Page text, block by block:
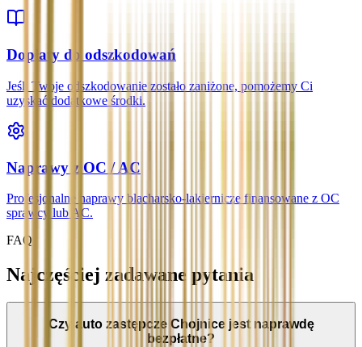
Dopłaty do odszkodowań
Jeśli Twoje odszkodowanie zostało zaniżone, pomożemy Ci
uzyskać dodatkowe środki.
Naprawy z OC / AC
Profesjonalne naprawy blacharsko-lakiernicze finansowane z OC
sprawcy lub AC.
FAQ
Najczęściej zadawane pytania
Czy auto zastępcze Chojnice jest naprawdę
bezpłatne?